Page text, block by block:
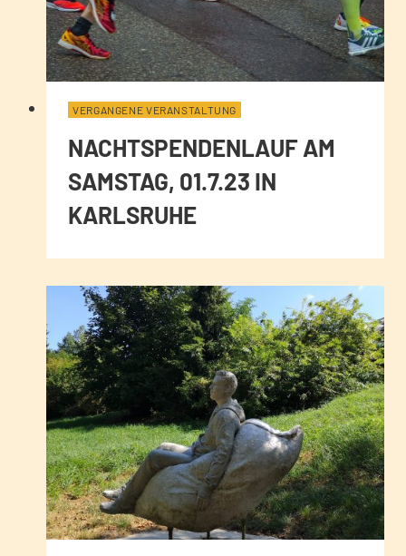
VERGANGENE VERANSTALTUNG
NACHTSPENDENLAUF AM
SAMSTAG, 01.7.23 IN
KARLSRUHE